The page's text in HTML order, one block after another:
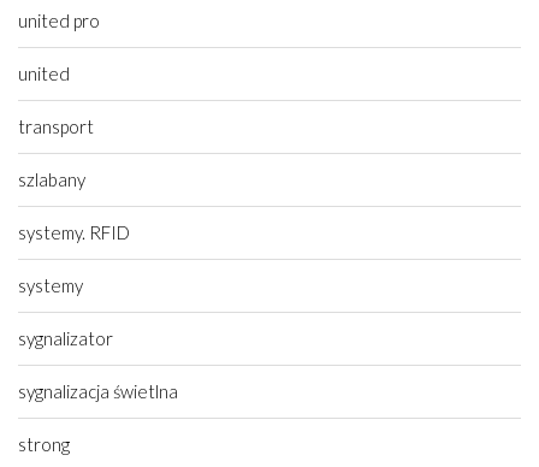
united pro
united
transport
szlabany
systemy. RFID
systemy
sygnalizator
sygnalizacja świetlna
strong